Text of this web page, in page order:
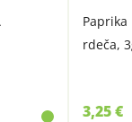
Paprika
rdeča,
3,25 €